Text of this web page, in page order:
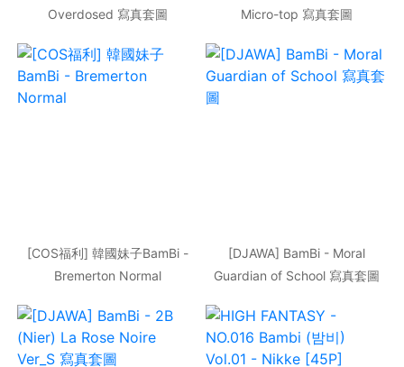
Overdosed 寫真套圖
Micro-top 寫真套圖
[COS福利] 韓國妹子BamBi -
Bremerton Normal
[DJAWA] BamBi - Moral
Guardian of School 寫真套圖